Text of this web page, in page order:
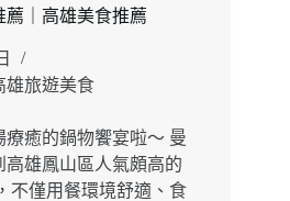
｜高雄美食推薦
雄旅遊美食
癒的鍋物饗宴啦～ 曼
雄鳳山區人氣頗高的
不僅用餐環境舒適、食